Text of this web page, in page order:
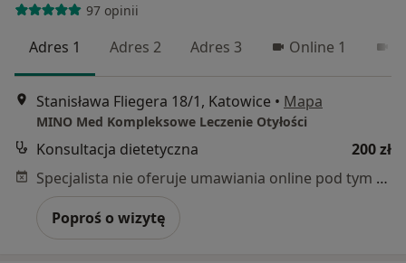
97 opinii
Adres 1 Adres 2 Adres 3 Online 1
Stanisława Fliegera 18/1, Katowice • Mapa
MINO Med Kompleksowe Leczenie Otyłości
Konsultacja dietetyczna
200 zł
Specjalista nie oferuje umawiania online pod tym adresem.
Poproś o wizytę